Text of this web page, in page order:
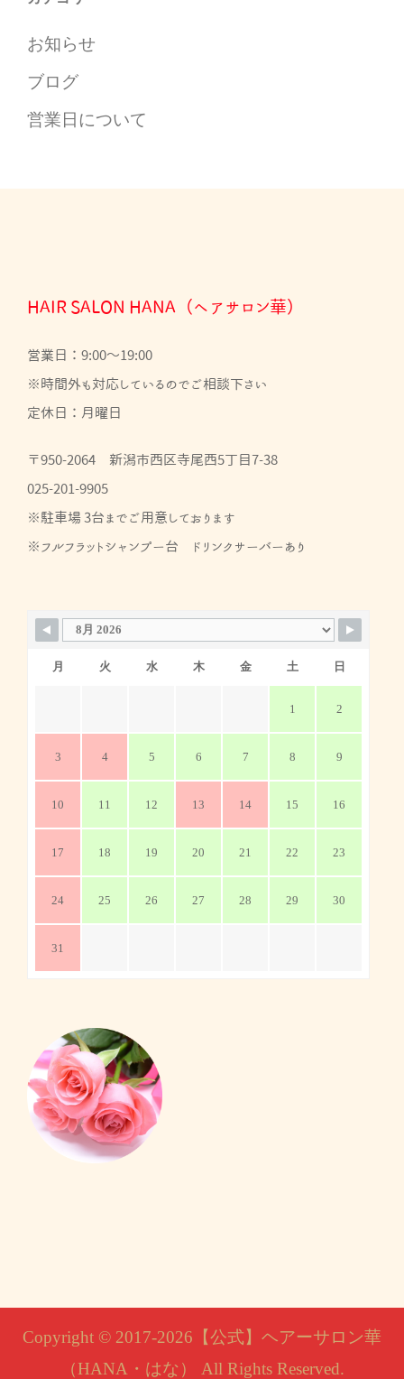
お知らせ
ブログ
営業日について
HAIR SALON HANA（ヘアサロン華）
営業日：9:00～19:00
※時間外も対応しているのでご相談下さい
定休日：月曜日
〒950-2064 新潟市西区寺尾西5丁目7-38
025-201-9905
※駐車場 3台までご用意しております
※フルフラットシャンプー台 ドリンクサーバーあり
月 火 水 木 金 土 日
1 2
3 4 5 6 7 8 9
10 11 12 13 14 15 16
17 18 19 20 21 22 23
24 25 26 27 28 29 30
31
Copyright © 2017-2026【公式】ヘアーサロン華
（HANA・はな） All Rights Reserved.